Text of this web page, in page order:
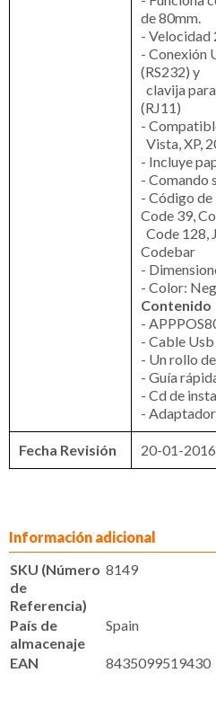
de 80mm.
- Velocidad
- Conexión
(RS232) y
clavija
(RJ11)
-
Vista, XP,
- Incluye
- Comando
- Código de
Code 39,
Code 128,
Codebar
-
- Color:
Contenido
-
- Cable Usb
- Un rollo
- Guía
- Cd de
-
Fecha Revisión 20-01-
Información adicional
SKU (Número
de
Referencia)
8149
País de
almacenaje
Spain
EAN 8435099519430